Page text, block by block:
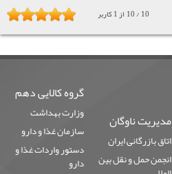
10/10 از1کاربر
گروه کالایی دهم
وزارت بهداشت
سازمان غذا و دارو
دستور واردات غذا و
دارو
مدیریت ناوگان
اتاق بازرگانی ایران
انجمن حمل و نقل بین